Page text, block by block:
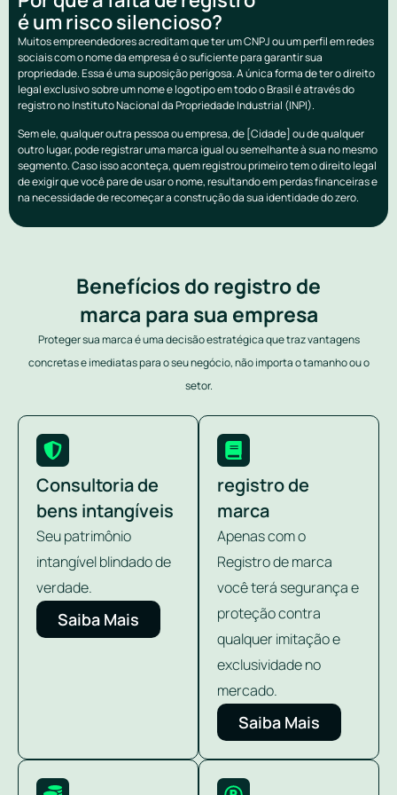
é um risco silencioso?
Muitos empreendedores acreditam que ter um CNPJ ou um perfil em redes
sociais com o nome da empresa é o suficiente para garantir sua
propriedade. Essa é uma suposição perigosa. A única forma de ter o direito
legal exclusivo sobre um nome e logotipo em todo o Brasil é através do
registro no Instituto Nacional da Propriedade Industrial (INPI).
Sem ele, qualquer outra pessoa ou empresa, de [Cidade] ou de qualquer
outro lugar, pode registrar uma marca igual ou semelhante à sua no mesmo
segmento. Caso isso aconteça, quem registrou primeiro tem o direito legal
de exigir que você pare de usar o nome, resultando em perdas financeiras e
na necessidade de recomeçar a construção da sua identidade do zero.
Benefícios do registro de
marca para sua empresa
Proteger sua marca é uma decisão estratégica que traz vantagens
concretas e imediatas para o seu negócio, não importa o tamanho ou o
setor.
Consultoria de
bens intangíveis
Seu patrimônio
intangível blindado de
verdade.
Saiba Mais
registro de
marca
Apenas com o
Registro de marca
você terá segurança e
proteção contra
qualquer imitação e
exclusividade no
mercado.
Saiba Mais